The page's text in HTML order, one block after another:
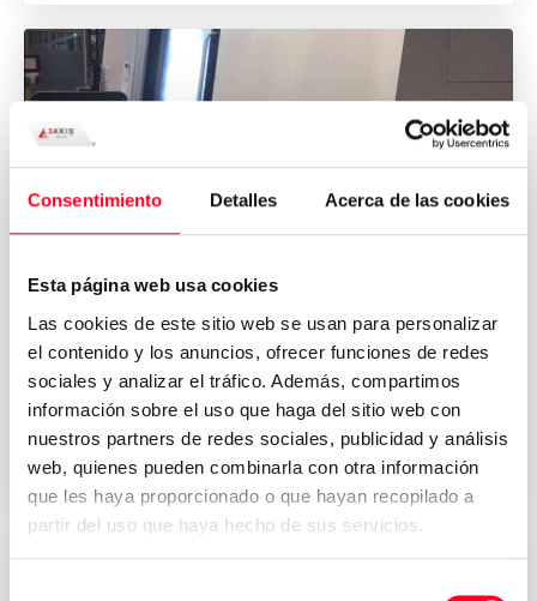
Consentimiento Detalles Acerca de las cookies
Esta página web usa cookies
Las cookies de este sitio web se usan para personalizar
el contenido y los anuncios, ofrecer funciones de redes
sociales y analizar el tráfico. Además, compartimos
información sobre el uso que haga del sitio web con
nuestros partners de redes sociales, publicidad y análisis
web, quienes pueden combinarla con otra información
que les haya proporcionado o que hayan recopilado a
partir del uso que haya hecho de sus servicios.
CTX gamma 1250TC
Dreh- und Fräsmaschinen/Drehmaschinen
2011Germany